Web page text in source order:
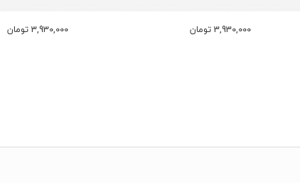
3,930,000 تومان 3,930,000 تومان